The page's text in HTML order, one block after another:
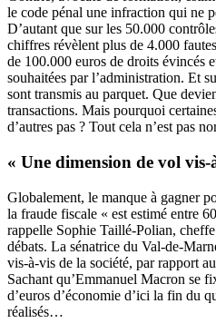
le code pénal une infraction qui ne
D’autant que sur les 50.000
chiffres révèlent plus de 4.000
de 100.000 euros de droits évincés
souhaitées par l’administration. Et
sont transmis au parquet. Que
transactions. Mais pourquoi
d’autres pas ? Tout cela n’est pas
« Une dimension de vol vis-
Globalement, le manque à gagner
la fraude fiscale « est estimé entre
rappelle Sophie Taillé-Polian,
débats. La sénatrice du Val-de-
vis-à-vis de la société, par rapport
Sachant qu’Emmanuel Macron se
d’euros d’économie d’ici la fin du
réalisés…